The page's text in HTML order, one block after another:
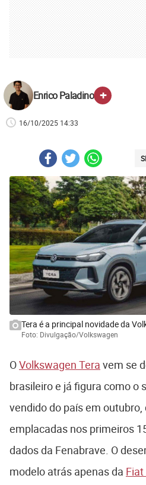
Enrico Paladino +
16/10/2025 14:33
Tera é a principal novidade da
Foto: Divulgação/Volkswagen
OVolkswagen Tera vem se
brasileiro e já figura como o
vendido do país em
emplacadas nos primeiros
dados da Fenabrave. O
modelo atrás apenas da